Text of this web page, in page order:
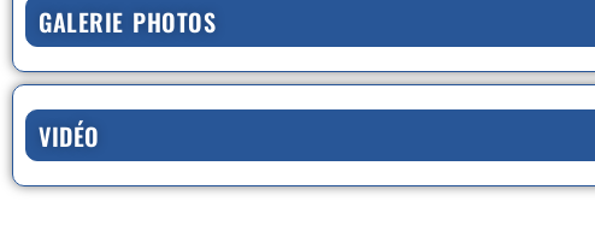
GALERIE PHOTOS
VIDÉO